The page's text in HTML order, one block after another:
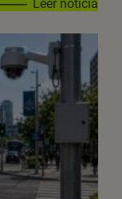
Leer noticia